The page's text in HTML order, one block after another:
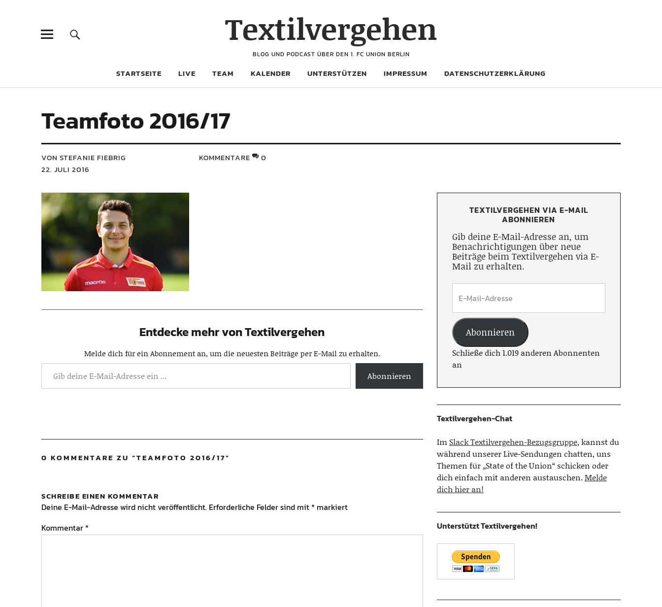
Textilvergehen
BLOG UND PODCAST ÜBER DEN 1. FC UNION BERLIN
STARTSEITE LIVE TEAM KALENDER UNTERSTÜTZEN IMPRESSUM DATENSCHUTZERKLÄRUNG
Teamfoto 2016/17
VON STEFANIE FIEBRIG
22. JULI 2016
KOMMENTARE 0
Entdecke mehr von Textilvergehen
Melde dich für ein Abonnement an, um die neuesten Beiträge per E-Mail zu erhalten.
Abonnieren
0 KOMMENTARE ZU “TEAMFOTO 2016/17”
SCHREIBE EINEN KOMMENTAR
Deine E-Mail-Adresse wird nicht veröffentlicht. Erforderliche Felder sind mit * markiert
Kommentar *
TEXTILVERGEHEN VIA E-MAIL
ABONNIEREN
Gib deine E-Mail-Adresse an, um
Benachrichtigungen über neue
Beiträge beim Textilvergehen via E-
Mail zu erhalten.
Abonnieren
Schließe dich 1.019 anderen Abonnenten
an
Textilvergehen-Chat
Im Slack Textilvergehen-Bezugsgruppe, kannst du
während unserer Live-Sendungen chatten, uns
Themen für „State of the Union“ schicken oder
dich einfach mit anderen austauschen.Melde
dich hier an!
Unterstützt Textilvergehen!